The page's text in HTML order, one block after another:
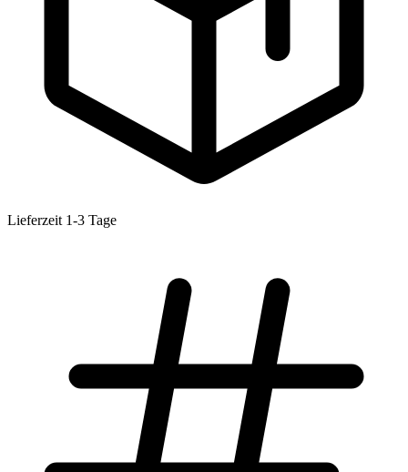
Lieferzeit 1-3 Tage